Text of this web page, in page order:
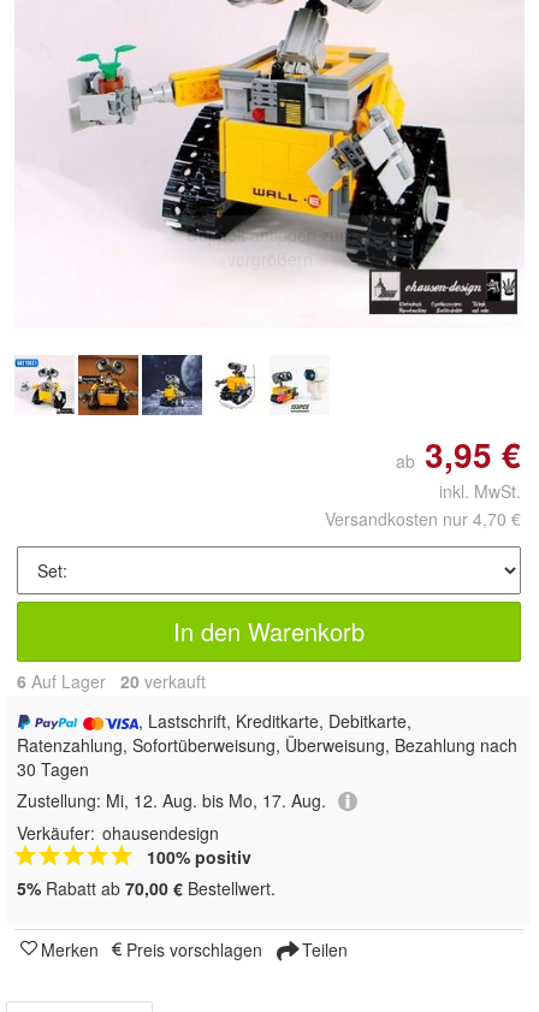
Doppelt antippen zum
vergrößern
ab 3,95 €
inkl. MwSt.
Versandkosten nur 4,70 €
In den Warenkorb
6 Auf Lager 20 verkauft
, Lastschrift, Kreditkarte, Debitkarte,
Ratenzahlung, Sofortüberweisung, Überweisung, Bezahlung nach
30 Tagen
Zustellung: Mi, 12. Aug. bis Mo, 17. Aug.
Verkäufer: ohausendesign
100% positiv
5% Rabatt ab 70,00 € Bestellwert.
Merken Preis vorschlagen Teilen